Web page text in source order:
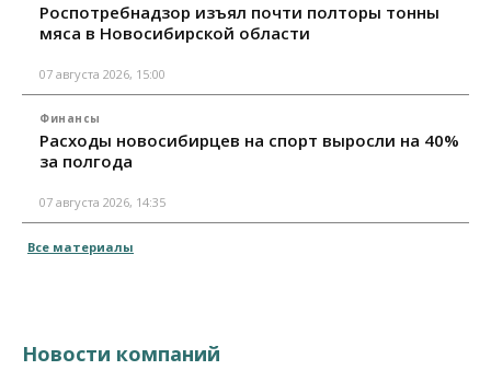
Роспотребнадзор изъял почти полторы тонны
мяса в Новосибирской области
07 августа 2026, 15:00
Финансы
Расходы новосибирцев на спорт выросли на 40%
за полгода
07 августа 2026, 14:35
Все материалы
Новости компаний